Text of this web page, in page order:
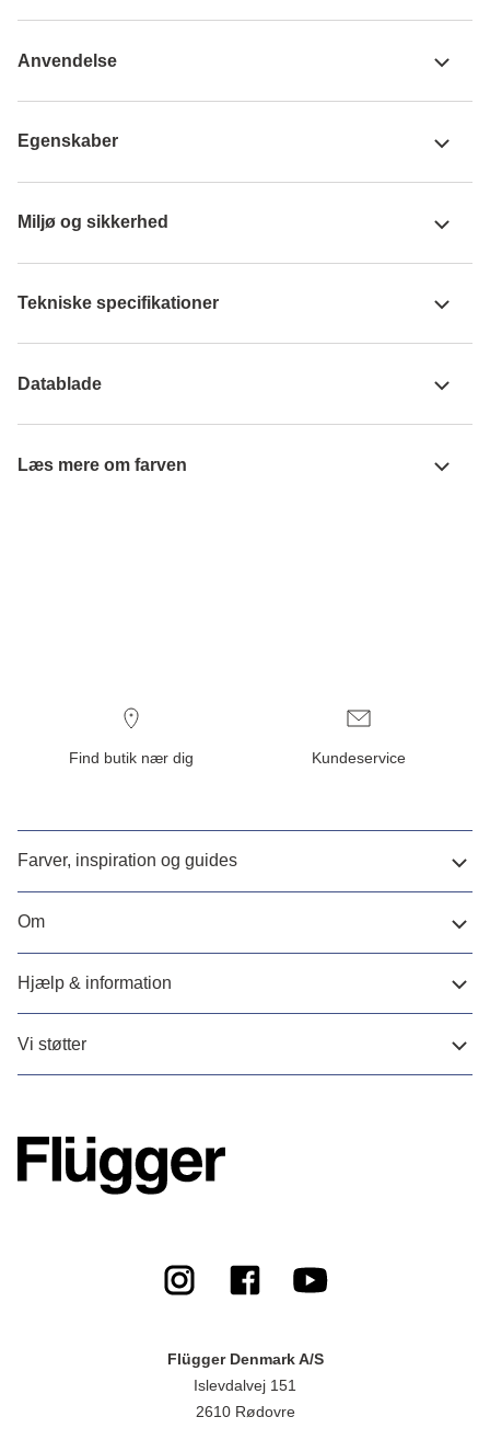
Anvendelse
Egenskaber
Miljø og sikkerhed
Tekniske specifikationer
Datablade
Læs mere om farven
Find butik nær dig Kundeservice
Farver, inspiration og guides
Om
Hjælp & information
Vi støtter
Flügger Denmark A/S
Islevdalvej 151
2610 Rødovre